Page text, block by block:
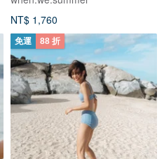
NT$ 1,760
免運 88 折